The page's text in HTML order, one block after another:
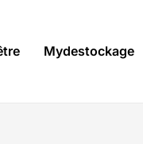
Mydestockage